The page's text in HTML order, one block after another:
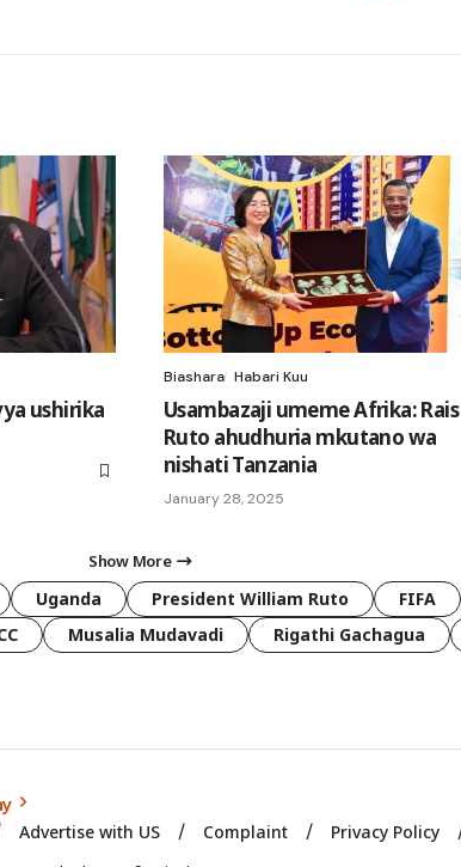
ushirika
Biashara Habari Kuu
Usambazaji umeme Afrika: Rais
Ruto ahudhuria mkutano wa
nishati Tanzania
January 28, 2025
Show More
Uganda President William Ruto FIFA
Musalia Mudavadi Rigathi Gachagua
Advertise with US Complaint Privacy Policy